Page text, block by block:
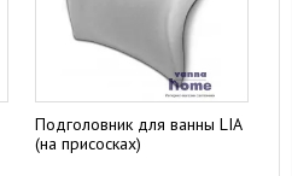
Подголовник для ванны LIA
(на присосках)